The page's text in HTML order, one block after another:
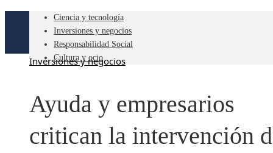
Ciencia y tecnología
Inversiones y negocios
Responsabilidad Social
Cultura y ocio
Inversiones y negocios
Ayuda y empresarios
critican la intervención